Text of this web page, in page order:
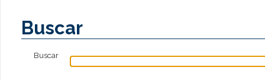
Buscar
Buscar